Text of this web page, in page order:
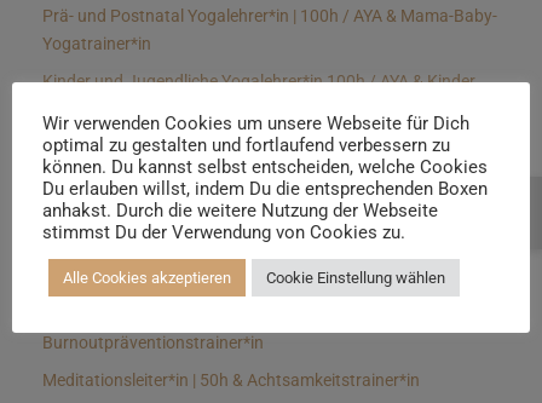
Prä- und Postnatal Yogalehrer*in | 100h / AYA & Mama-Baby-
Yogatrainer*in
Kinder und Jugendliche Yogalehrer*in 100h / AYA & Kinder
Yin Yogalehrer*in | 100 h & Faszientrainer*in
Hormon Yogalehrer*in / Yogatherapeut*in &
Stressmanagementtrainer*in | 70h
Longevitytrainer*in
Burnoutpräventionstrainer*in
Meditationsleiter*in | 50h & Achtsamkeitstrainer*in
Wir verwenden Cookies um unsere Webseite für Dich
optimal zu gestalten und fortlaufend verbessern zu
können. Du kannst selbst entscheiden, welche Cookies
Du erlauben willst, indem Du die entsprechenden Boxen
anhakst. Durch die weitere Nutzung der Webseite
stimmst Du der Verwendung von Cookies zu.
Alle Cookies akzeptieren Cookie Einstellung wählen
Beratung buchen